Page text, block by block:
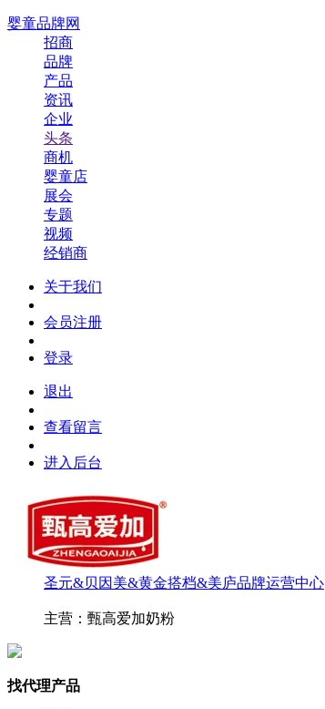
婴童品牌网
招商
品牌
产品
资讯
企业
头条
商机
婴童店
展会
专题
视频
经销商
关于我们
会员注册
登录
退出
查看留言
进入后台
圣元&贝因美&黄金搭档&美庐品牌运营中心
主营：甄高爱加奶粉
找代理产品